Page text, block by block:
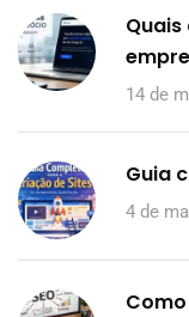
14 de
Guia
4 de